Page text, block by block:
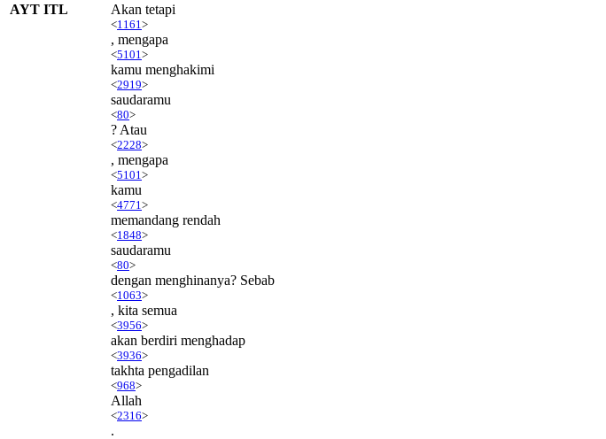
AYT ITL
Akan tetapi
<1161 >
, mengapa
<5101 >
kamu menghakimi
<2919>
saudaramu
<80>
? Atau
<2228>
, mengapa
<5101 >
kamu
<4771 >
memandang rendah
<1848>
saudaramu
<80>
dengan menghinanya? Sebab
<1063>
, kita semua
<3956>
akan berdiri menghadap
<3936>
takhta pengadilan
<968>
Allah
<2316>
.